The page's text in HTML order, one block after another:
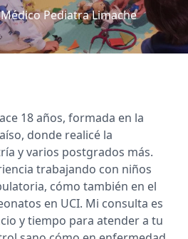
Pediatra Limache
18 años, formada en la
donde realicé la
y varios postgrados más.
trabajando con niños
cómo también en el
en UCI. Mi consulta es
y tiempo para atender a tu